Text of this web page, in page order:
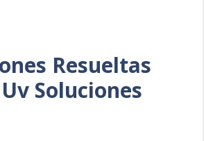
Resueltas
Soluciones